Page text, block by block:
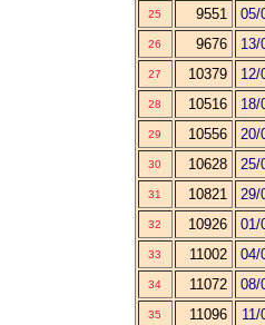
25 9551 05/
26 9676 13/
27 10379 12/
28 10516 18/
29 10556 20/
30 10628 25/
31 10821 29/
32 10926 01/
33 11002 04/
34 11072 08/
35 11096 11/